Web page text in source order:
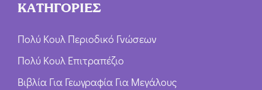
ΚΑΤΗΓΟΡΙΕΣ
Πολύ Κουλ Περιοδικό Γνώσεων
Πολύ Κουλ Επιτραπέζιο
Βιβλία Για Γεωγραφία Για Μεγάλους